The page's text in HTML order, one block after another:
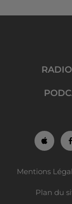
RADIO
Mentions
Plan du